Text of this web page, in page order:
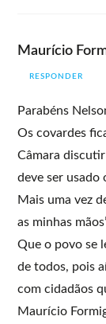
Maurício
RESPONDER
Parabéns
Os covardes
Câmara
deve ser usado
Mais uma vez
as minhas
Que o povo se
de todos, pois
com cidadãos
Maurício